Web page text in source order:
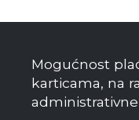
Mogućnost
karticama, na
administrativne